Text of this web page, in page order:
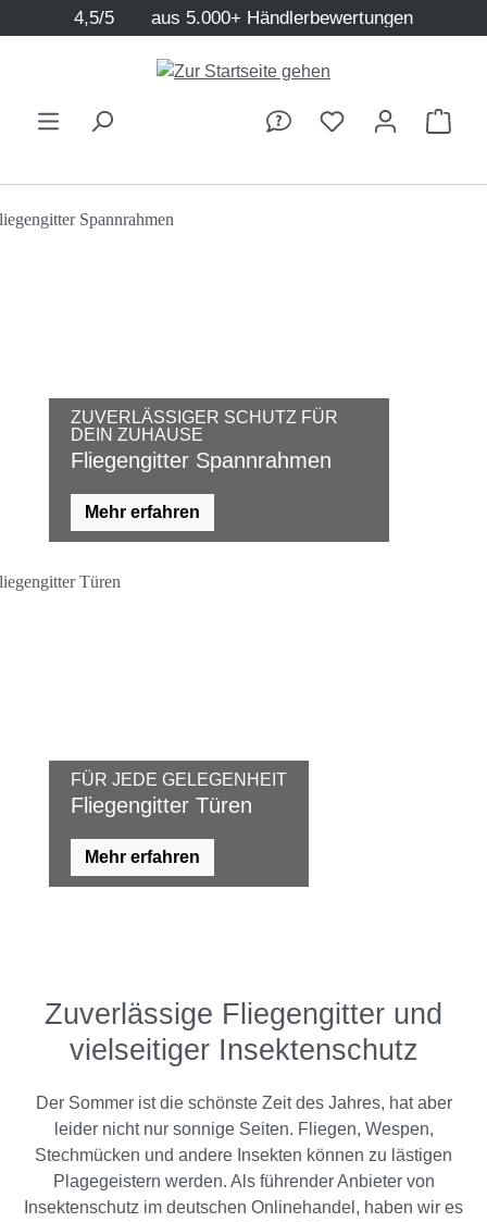
Zum Hauptinhalt springen
4,5/5 aus 5.000+ Händlerbewertungen
ZUVERLÄSSIGER SCHUTZ FÜR
DEIN ZUHAUSE
Fliegengitter Spannrahmen
Mehr erfahren
FÜR JEDE GELEGENHEIT
Fliegengitter Türen
Mehr erfahren
Zuverlässige Fliegengitter und
vielseitiger Insektenschutz
Der Sommer ist die schönste Zeit des Jahres, hat aber
leider nicht nur sonnige Seiten. Fliegen, Wespen,
Stechmücken und andere Insekten können zu lästigen
Plagegeistern werden. Als führender Anbieter von
Insektenschutz im deutschen Onlinehandel, haben wir es